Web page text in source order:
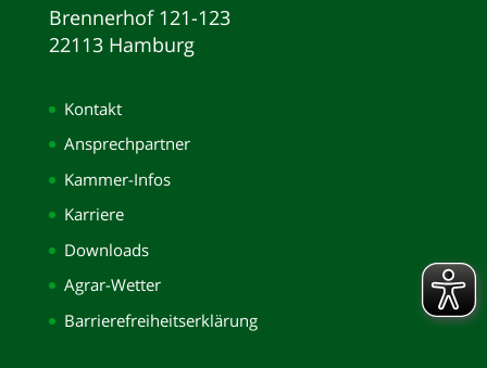
Brennerhof 121-123
22113 Hamburg
Kontakt
Ansprechpartner
Kammer-Infos
Karriere
Downloads
Agrar-Wetter
Barrierefreiheitserklärung